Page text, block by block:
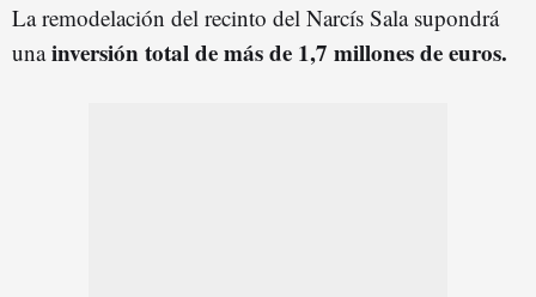
La remodelación del recinto del Narcís Sala supondrá
unainversión total de más de 1,7 millones de euros.